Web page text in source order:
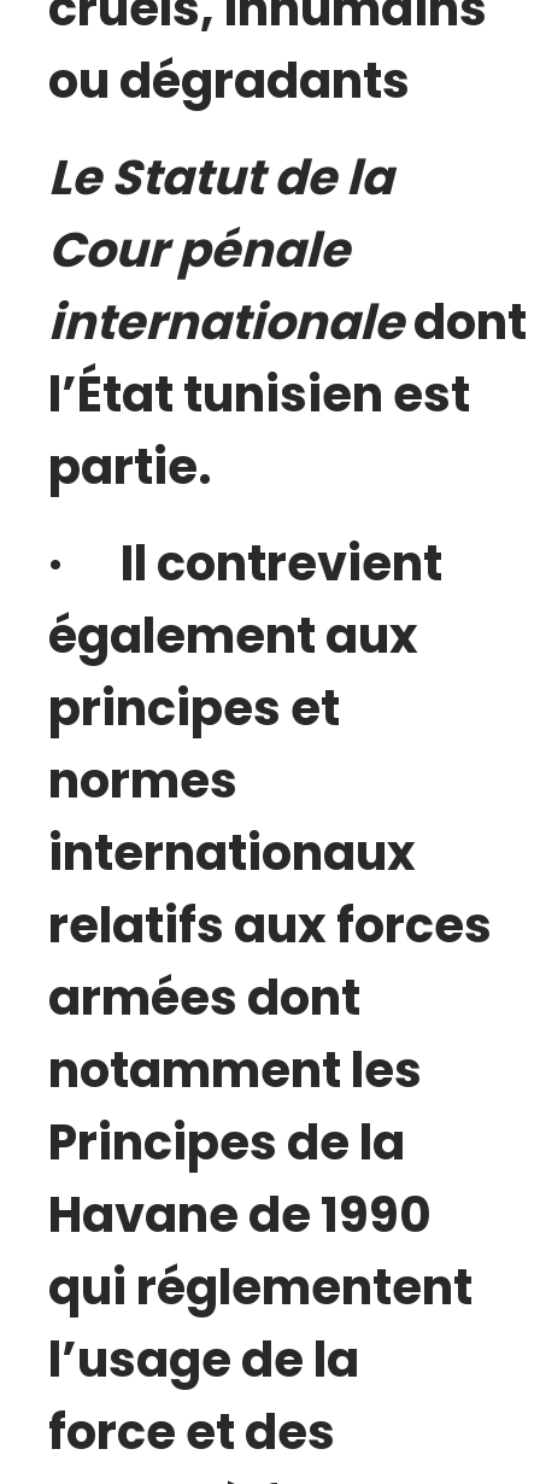
ou dégradants
Le Statut de la
Cour pénale
internationaledont
l’État tunisien est
partie.
· Il contrevient
également aux
principes et
normes
internationaux
relatifs aux forces
armées dont
notamment les
Principes de la
Havane de 1990
qui réglementent
l’usage de la
force et des